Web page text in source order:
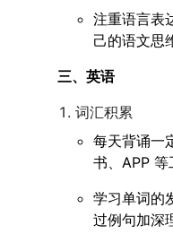
注重语言表
己的语文思
三、英语
词汇积累
每天背诵一
书、APP 等
学习单词的
过例句加深